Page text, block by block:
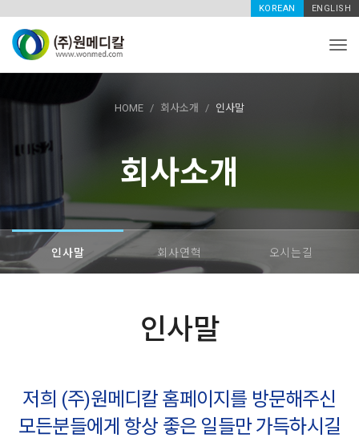
KOREAN ENGLISH
회사소개
HOME 회사소개 인사말
인사말 회사연혁 오시는길
인사말
저희 (주)원메디칼 홈페이지를 방문해주신
모든분들에게 항상 좋은 일들만 가득하시길